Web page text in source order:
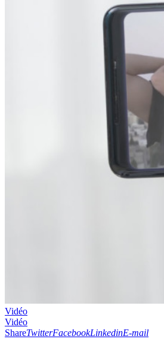
Vidéo
Vidéo
ShareTwitterFacebookLinkedinE-mail